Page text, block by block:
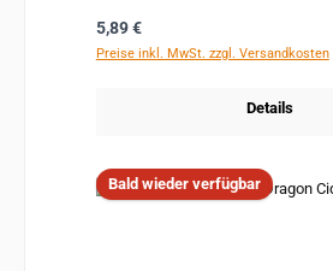
Regulärer Preis:
5,89 €
Preise inkl. MwSt. zzgl. Versandkosten
Details
Bald wieder verfügbar